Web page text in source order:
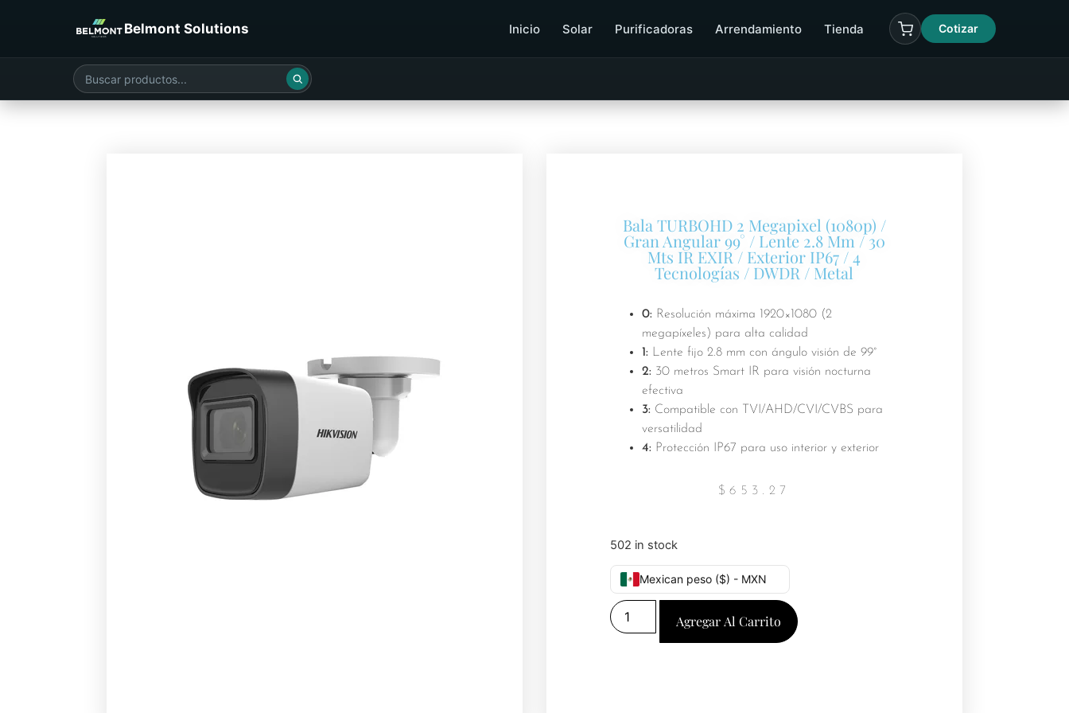
Belmont Solutions Inicio Solar Purificadoras Arrendamiento Tienda Cotizar
Bala TURBOHD 2 Megapixel (1080p) /
Gran Angular 99° / Lente 2.8 Mm / 30
Mts IR EXIR / Exterior IP67 / 4
Tecnologías / DWDR / Metal
0: Resolución máxima 1920×1080 (2
megapíxeles) para alta calidad
1: Lente fijo 2.8 mm con ángulo visión de 99°
2: 30 metros Smart IR para visión nocturna
efectiva
3: Compatible con TVI/AHD/CVI/CVBS para
versatilidad
4: Protección IP67 para uso interior y exterior
$653.27
502 in stock
Mexican peso ($) - MXN
Agregar Al Carrito